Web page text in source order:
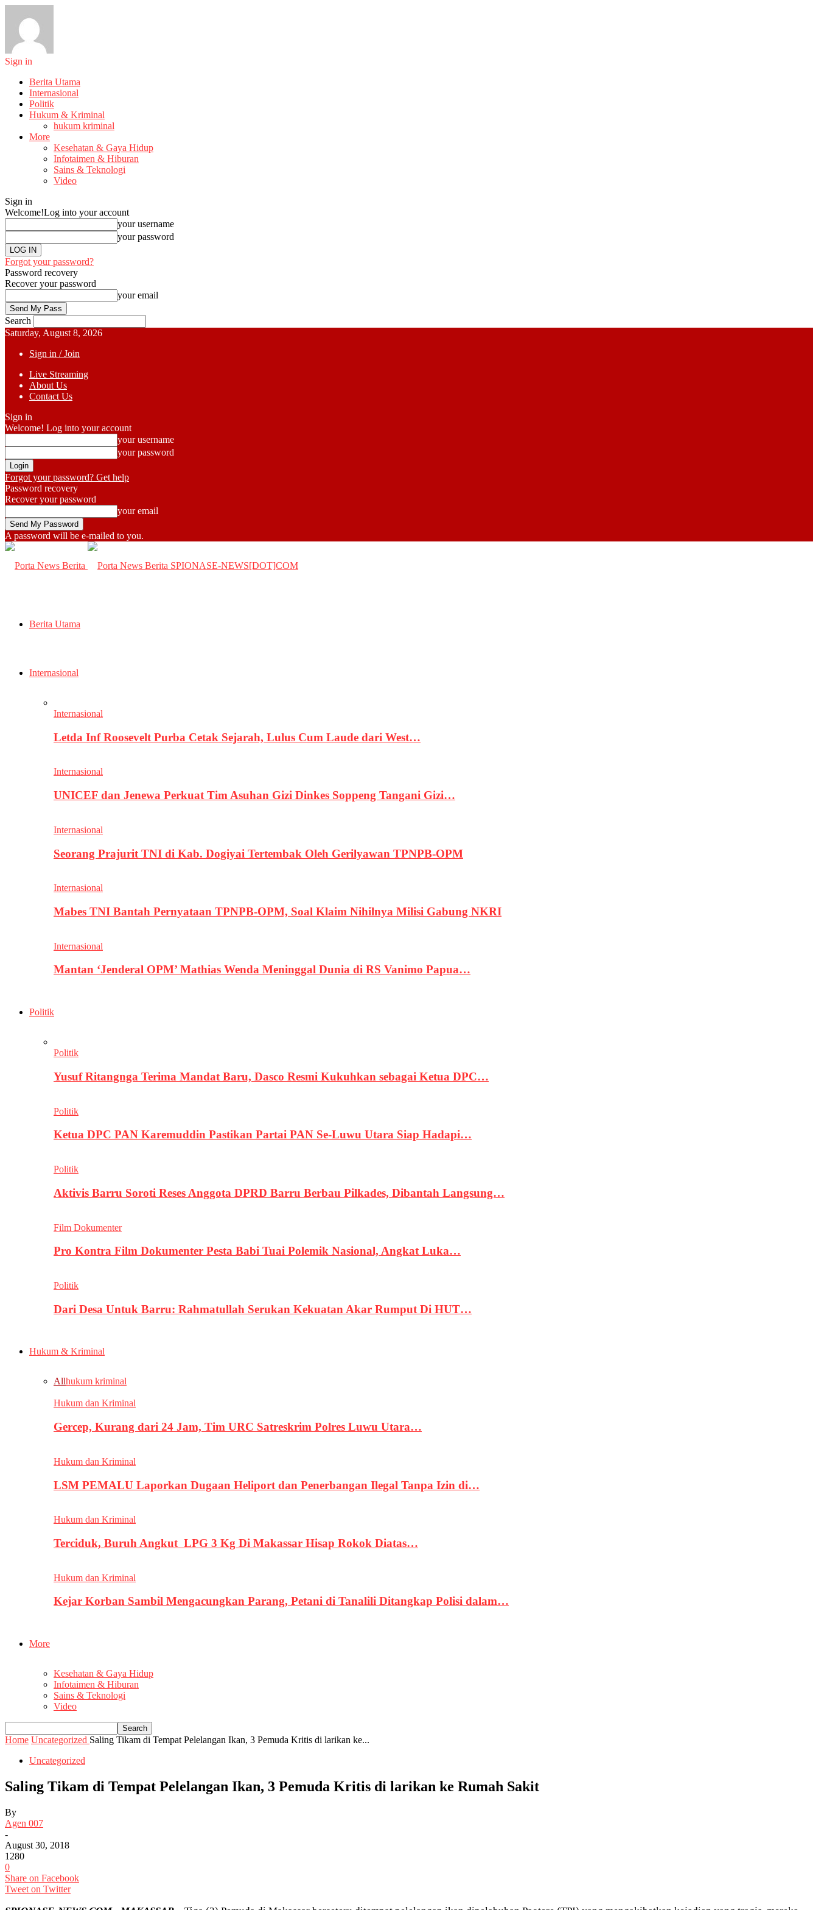
Sign in
Berita Utama
Internasional
Politik
Hukum & Kriminal
hukum kriminal
More
Kesehatan & Gaya Hidup
Infotaimen & Hiburan
Sains & Teknologi
Video
Sign in
Welcome!Log into your account
your username
your password
Forgot your password?
Password recovery
Recover your password
your email
Search
Saturday, August 8, 2026
Sign in / Join
Live Streaming
About Us
Contact Us
Sign in
Welcome! Log into your account
your username
your password
Forgot your password? Get help
Password recovery
Recover your password
your email
A password will be e-mailed to you.
SPIONASE-NEWS[DOT]COM
Berita Utama
Internasional
Internasional
Letda Inf Roosevelt Purba Cetak Sejarah, Lulus Cum Laude dari West…
Internasional
UNICEF dan Jenewa Perkuat Tim Asuhan Gizi Dinkes Soppeng Tangani Gizi…
Internasional
Seorang Prajurit TNI di Kab. Dogiyai Tertembak Oleh Gerilyawan TPNPB-OPM
Internasional
Mabes TNI Bantah Pernyataan TPNPB-OPM, Soal Klaim Nihilnya Milisi Gabung NKRI
Internasional
Mantan ‘Jenderal OPM’ Mathias Wenda Meninggal Dunia di RS Vanimo Papua…
Politik
Politik
Yusuf Ritangnga Terima Mandat Baru, Dasco Resmi Kukuhkan sebagai Ketua DPC…
Politik
Ketua DPC PAN Karemuddin Pastikan Partai PAN Se-Luwu Utara Siap Hadapi…
Politik
Aktivis Barru Soroti Reses Anggota DPRD Barru Berbau Pilkades, Dibantah Langsung…
Film Dokumenter
Pro Kontra Film Dokumenter Pesta Babi Tuai Polemik Nasional, Angkat Luka…
Politik
Dari Desa Untuk Barru: Rahmatullah Serukan Kekuatan Akar Rumput Di HUT…
Hukum & Kriminal
Allhukum kriminal
Hukum dan Kriminal
Gercep, Kurang dari 24 Jam, Tim URC Satreskrim Polres Luwu Utara…
Hukum dan Kriminal
LSM PEMALU Laporkan Dugaan Heliport dan Penerbangan Ilegal Tanpa Izin di…
Hukum dan Kriminal
Terciduk, Buruh Angkut LPG 3 Kg Di Makassar Hisap Rokok Diatas…
Hukum dan Kriminal
Kejar Korban Sambil Mengacungkan Parang, Petani di Tanalili Ditangkap Polisi dalam…
More
Kesehatan & Gaya Hidup
Infotaimen & Hiburan
Sains & Teknologi
Video
Home Uncategorized Saling Tikam di Tempat Pelelangan Ikan, 3 Pemuda Kritis di larikan ke...
Uncategorized
Saling Tikam di Tempat Pelelangan Ikan, 3 Pemuda Kritis di larikan ke Rumah Sakit
By
Agen 007
-
August 30, 2018
1280
0
Share on Facebook
Tweet on Twitter